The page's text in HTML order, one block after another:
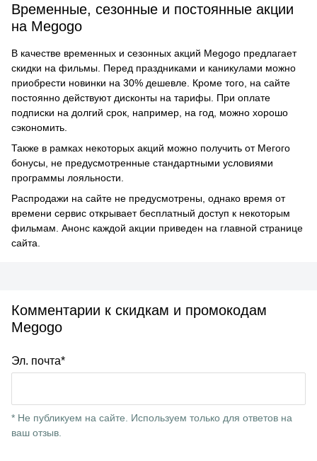
Временные, сезонные и постоянные акции
на Megogo
В качестве временных и сезонных акций Megogo предлагает
скидки на фильмы. Перед праздниками и каникулами можно
приобрести новинки на 30% дешевле. Кроме того, на сайте
постоянно действуют дисконты на тарифы. При оплате
подписки на долгий срок, например, на год, можно хорошо
сэкономить.
Также в рамках некоторых акций можно получить от Мегого
бонусы, не предусмотренные стандартными условиями
программы лояльности.
Распродажи на сайте не предусмотрены, однако время от
времени сервис открывает бесплатный доступ к некоторым
фильмам. Анонс каждой акции приведен на главной странице
сайта.
Комментарии к скидкам и промокодам
Megogo
Эл. почта*
* Не публикуем на сайте. Используем только для ответов на
ваш отзыв.